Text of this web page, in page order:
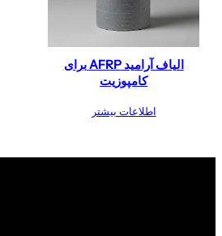
الیاف آرامید AFRP برای
کامپوزیت
اطلاعات بیشتر